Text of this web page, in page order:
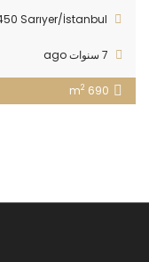
Sarıyer/İstanbul
690 m
2